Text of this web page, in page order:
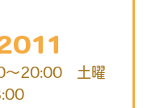
～20:00 土曜